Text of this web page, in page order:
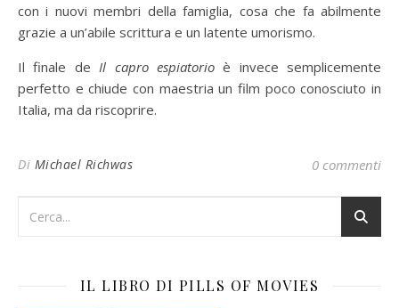
con i nuovi membri della famiglia, cosa che fa abilmente
grazie a un’abile scrittura e un latente umorismo.
Il finale deIl capro espiatorioè invece semplicemente
perfetto e chiude con maestria un film poco conosciuto in
Italia, ma da riscoprire.
Di Michael Richwas 0 commenti
IL LIBRO DI PILLS OF MOVIES